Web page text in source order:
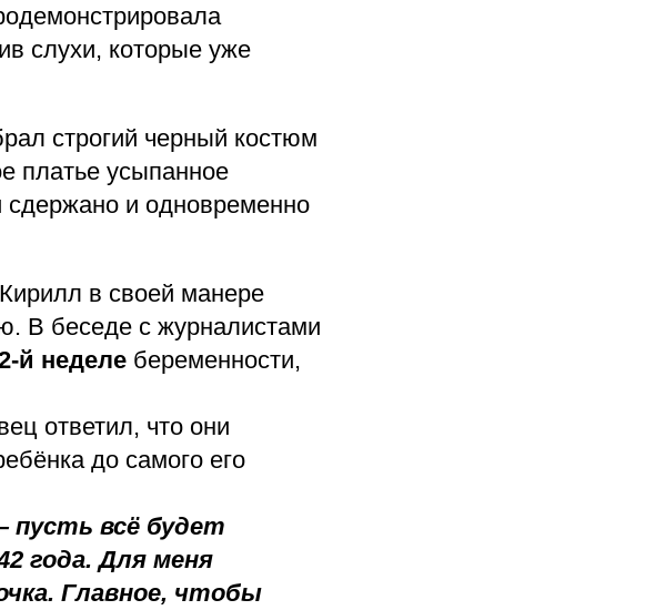
слухи, которые уже
строгий черный костюм
платье усыпанное
и одновременно
в своей манере
В беседе с журналистами
й неделе беременности,
ответил, что они
до самого его
всё будет
года. Для меня
Главное, чтобы